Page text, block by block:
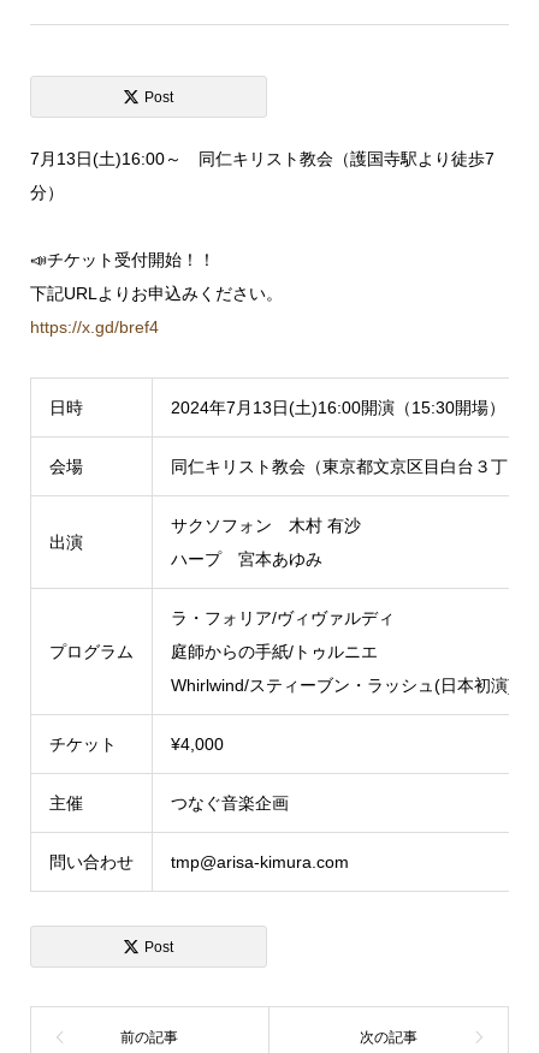
Post
7月13日(土)16:00～ 同仁キリスト教会（護国寺駅より徒歩7
分）
📣チケット受付開始！！
下記URLよりお申込みください。
https://x.gd/bref4
日時 2024年7月13日(土)16:00開演（15:30開場）
会場 同仁キリスト教会（東京都文京区目白台３丁目
出演
サクソフォン 木村 有沙
ハープ 宮本あゆみ
プログラム
ラ・フォリア/ヴィヴァルディ
庭師からの手紙/トゥルニエ
Whirlwind/スティーブン・ラッシュ(日本初演) 他
チケット ¥4,000
主催 つなぐ音楽企画
問い合わせ tmp@arisa-kimura.com
Post